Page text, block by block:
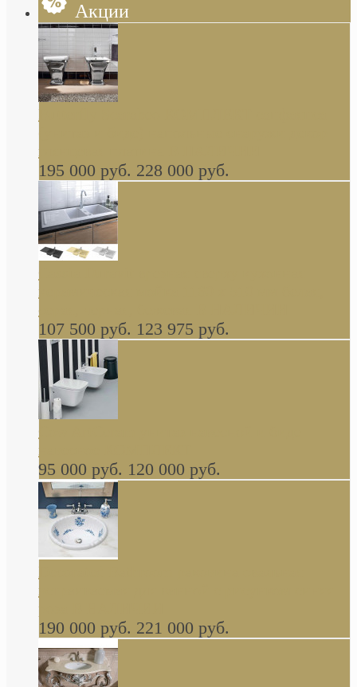
Акции
Butterfly Scarabeo КОМПЛЕКТ санфаянса
глянцевая платина В НАЛИЧИИ
195 000 руб. 228 000 руб.
керамическая мойка 1160 x 510 мм белая,
серая, черная, бежевая В НАЛИЧИИ
107 500 руб. 123 975 руб.
навесное КОМПЛЕКТ
95 000 руб. 120 000 руб.
Decorated Bathroom раковина овальная
встраиваемая для ванной с рисунком синяя
роза В НАЛИЧИИ
190 000 руб. 221 000 руб.